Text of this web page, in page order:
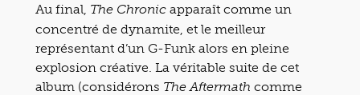
Au final, The Chronic apparaît comme un
concentré de dynamite, et le meilleur
représentant d’un G-Funk alors en pleine
explosion créative. La véritable suite de cet
album (considérons The Aftermath comme